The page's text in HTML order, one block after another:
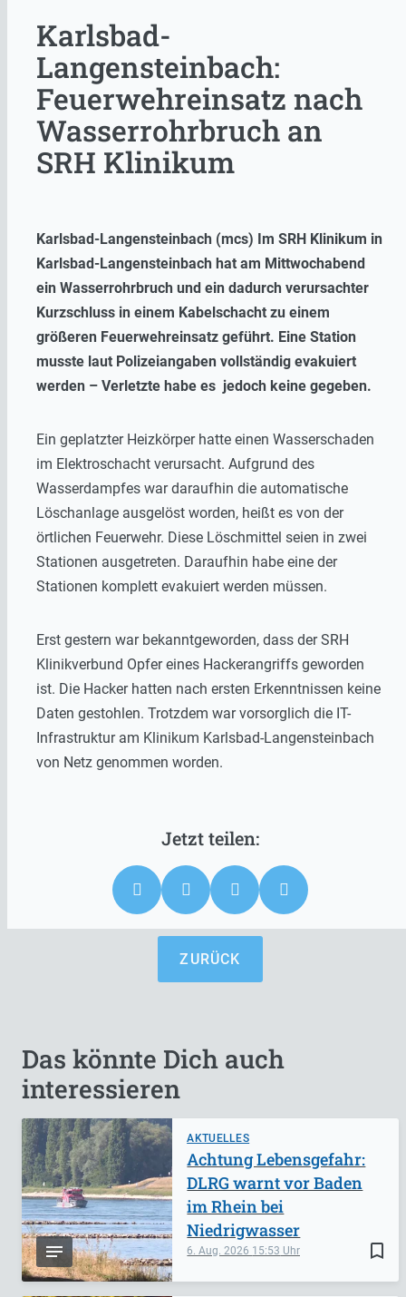
Karlsbad-
Langensteinbach:
Feuerwehreinsatz nach
Wasserrohrbruch an
SRH Klinikum
Karlsbad-Langensteinbach (mcs) Im SRH Klinikum in
Karlsbad-Langensteinbach hat am Mittwochabend
ein Wasserrohrbruch und ein dadurch verursachter
Kurzschluss in einem Kabelschacht zu einem
größeren Feuerwehreinsatz geführt. Eine Station
musste laut Polizeiangaben vollständig evakuiert
werden – Verletzte habe es jedoch keine gegeben.
Ein geplatzter Heizkörper hatte einen Wasserschaden
im Elektroschacht verursacht. Aufgrund des
Wasserdampfes war daraufhin die automatische
Löschanlage ausgelöst worden, heißt es von der
örtlichen Feuerwehr. Diese Löschmittel seien in zwei
Stationen ausgetreten. Daraufhin habe eine der
Stationen komplett evakuiert werden müssen.
Erst gestern war bekanntgeworden, dass der SRH
Klinikverbund Opfer eines Hackerangriffs geworden
ist. Die Hacker hatten nach ersten Erkenntnissen keine
Daten gestohlen. Trotzdem war vorsorglich die IT-
Infrastruktur am Klinikum Karlsbad-Langensteinbach
von Netz genommen worden.
ZURÜCK
Das könnte Dich auch
interessieren
AKTUELLES
bookmark_border
6. Aug. 2026 15:53
Achtung Lebensgefahr:
DLRG warnt vor Baden
im Rhein bei
Niedrigwasser